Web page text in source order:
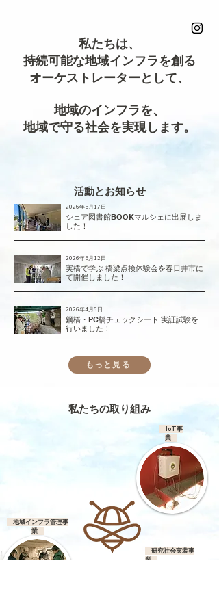
​私たちは、
持続可能な地域インフラを創る
オーケストレーターとして、
地域のインフラを、
地域で守る社会を実現します。
活動とお知らせ
2026年5月17日
シェア図書館BOOKマルシェに出展しま
した！
2026年5月12日
実橋で学ぶ 橋梁点検体験会を春日井市に
て開催しました！
2026年4月6日
鋼橋・PC橋チェックシート 実証試験を
行いました！
もっと見る
私たちの取り組み
地域インフラ管理事
業
研究社会実装事
業
IoT事
業